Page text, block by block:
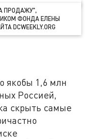
ПРОДАЖУ",
ФОНДА ЕЛЕНЫ
DCWEEKLY.ORG
якобы 1,6 млн
Россией,
скрыть самые